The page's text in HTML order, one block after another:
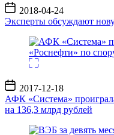
Дата
записи
2018-04-24
Эксперты обсуждают
Дата
записи
2017-12-18
АФК «Система»
на 136,3 млрд рублей